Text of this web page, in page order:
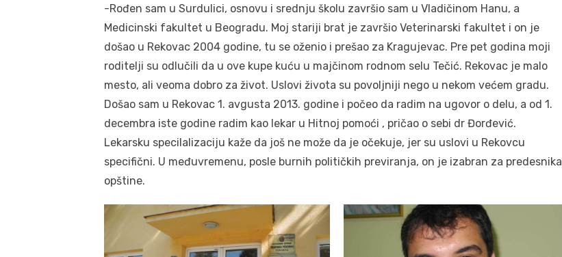
-Rođen sam u Surdulici, osnovu i srednju školu završio sam u Vladičinom Hanu, a
Medicinski fakultet u Beogradu. Moj stariji brat je završio Veterinarski fakultet i on je
došao u Rekovac 2004 godine, tu se oženio i prešao za Kragujevac. Pre pet godina moji
roditelji su odlučili da u ove kupe kuću u majčinom rodnom selu Tečić. Rekovac je malo
mesto, ali veoma dobro za život. Uslovi života su povoljniji nego u nekom većem gradu.
Došao sam u Rekovac 1. avgusta 2013. godine i počeo da radim na ugovor o delu, a od 1.
decembra iste godine radim kao lekar u Hitnoj pomoći , pričao o sebi dr Đorđević.
Lekarsku specilalizaciju kaže da još ne može da je očekuje, jer su uslovi u Rekovcu
specifični. U međuvremenu, posle burnih političkih previranja, on je izabran za predesnika
opštine.